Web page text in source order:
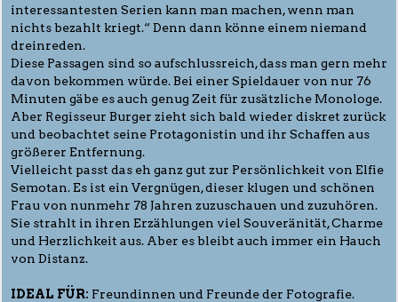
interessantesten Serien kann man machen, wenn man
nichts bezahlt kriegt.“ Denn dann könne einem niemand
dreinreden.
Diese Passagen sind so aufschlussreich, dass man gern mehr
davon bekommen würde. Bei einer Spieldauer von nur 76
Minuten gäbe es auch genug Zeit für zusätzliche Monologe.
Aber Regisseur Burger zieht sich bald wieder diskret zurück
und beobachtet seine Protagonistin und ihr Schaffen aus
größerer Entfernung.
Vielleicht passt das eh ganz gut zur Persönlichkeit von Elfie
Semotan. Es ist ein Vergnügen, dieser klugen und schönen
Frau von nunmehr 78 Jahren zuzuschauen und zuzuhören.
Sie strahlt in ihren Erzählungen viel Souveränität, Charme
und Herzlichkeit aus. Aber es bleibt auch immer ein Hauch
von Distanz.
IDEAL FÜR: Freundinnen und Freunde der Fotografie.